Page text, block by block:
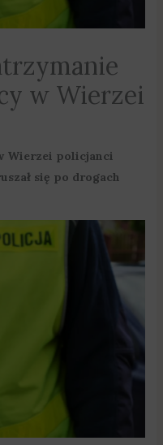
w Wierzei
Wierzei policjanci
się po drogach